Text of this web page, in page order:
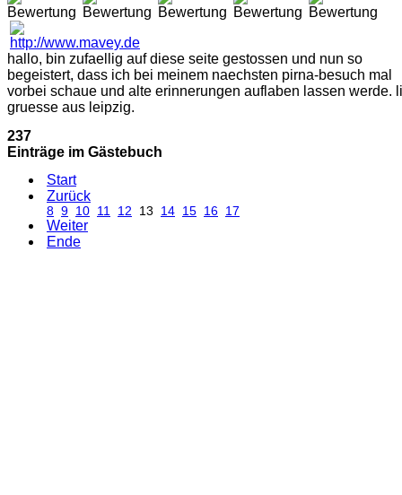
hallo, bin zufaellig auf diese seite gestossen und nun so
begeistert, dass ich bei meinem naechsten pirna-besuch mal
vorbei schaue und alte erinnerungen auflaben lassen werde.
gruesse aus leipzig.
237
Einträge im Gästebuch
Start
Zurück
8 9 10 11 12 13 14 15 16 17
Weiter
Ende